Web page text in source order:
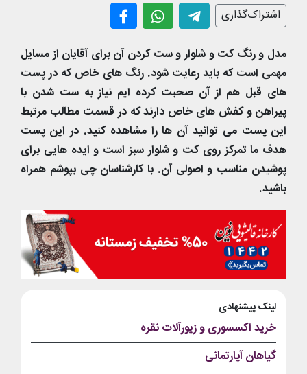
اشتراک‌گذاری
مدل و رنگ کت و شلوار و ست کردن آن برای آقایان از مسایل
مهمی است که باید رعایت شود. رنگ های خاص که در پست
های قبل هم از آن صحبت کرده ایم نیاز به ست شدن با
پیراهن و کفش های خاص دارند که در قسمت مطالب مرتبط
این پست می توانید آن ها را مشاهده کنید. در این پست
هدف ما تمرکز روی کت و شلوار سبز است و ایده هایی برای
پوشیدن مناسب و اصولی آن. با کارشناسان چی بپوشم همراه
باشید.
لینک پیشنهادی
خرید اکسسوری و زیورآلات نقره
گیاهان آپارتمانی